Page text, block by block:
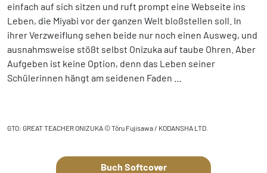
einfach auf sich sitzen und ruft prompt eine Webseite ins
Leben, die Miyabi vor der ganzen Welt bloßstellen soll. In
ihrer Verzweiflung sehen beide nur noch einen Ausweg, und
ausnahmsweise stößt selbst Onizuka auf taube Ohren. Aber
Aufgeben ist keine Option, denn das Leben seiner
Schülerinnen hängt am seidenen Faden …
GTO: GREAT TEACHER ONIZUKA © Tôru Fujisawa / KODANSHA LTD.
Buch Softcover